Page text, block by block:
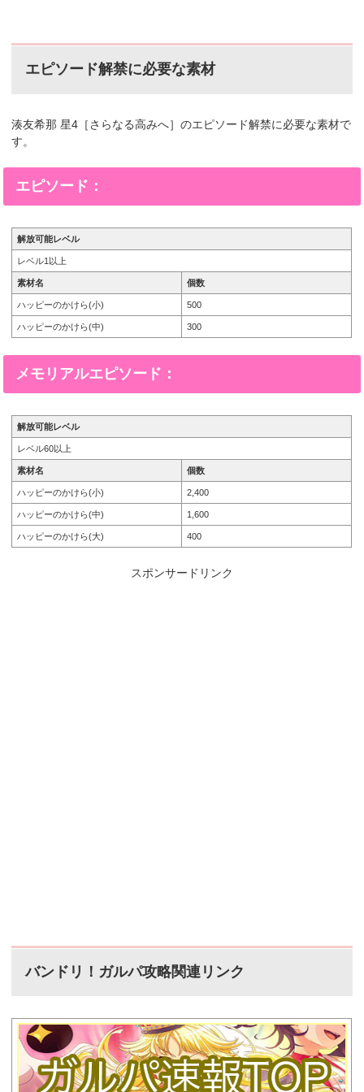
エピソード解禁に必要な素材
湊友希那 星4［さらなる高みへ］のエピソード解禁に必要な素材で
す。
エピソード：
解放可能レベル
レベル1以上
素材名 個数
ハッピーのかけら(小) 500
ハッピーのかけら(中) 300
メモリアルエピソード：
解放可能レベル
レベル60以上
素材名 個数
ハッピーのかけら(小) 2,400
ハッピーのかけら(中) 1,600
ハッピーのかけら(大) 400
スポンサードリンク
バンドリ！ガルパ攻略関連リンク